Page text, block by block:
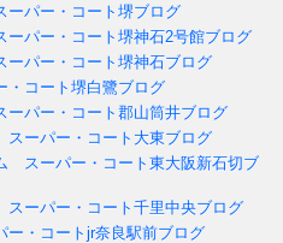
パー・コート堺ブログ
パー・コート堺神石2号館ブログ
パー・コート堺神石ブログ
コート堺白鷺ブログ
パー・コート郡山筒井ブログ
ーパー・コート大東ブログ
スーパー・コート東大阪新石切ブ
ーパー・コート千里中央ブログ
・コートjr奈良駅前ブログ